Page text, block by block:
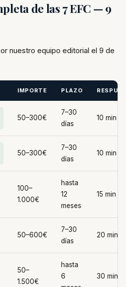
de las 7 EFC — 9
nuestro equipo editorial el 9 de
IMPORTE PLAZO
50–300€
7–30
días
10 min
50–300€
7–30
días
10 min
100–
1.000€
hasta
12
meses
15 min
50–600€
7–30
días
20 min
50–
1.500€
hasta
6
30 min